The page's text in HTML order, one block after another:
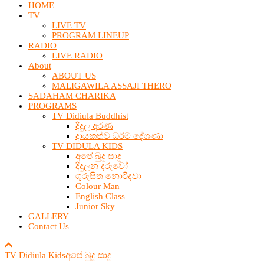
HOME
TV
LIVE TV
PROGRAM LINEUP
RADIO
LIVE RADIO
About
ABOUT US
MALIGAWILA ASSAJI THERO
SADAHAM CHARIKA
PROGRAMS
TV Didiula Buddhist
දිදුල අරණ
දායකත්ව ධර්ම දේශණා
TV DIDULA KIDS
අපේ බුදු සාදු
දිදුලන දරුවෝ
ගුරුසිත නොරිදවා
Colour Man
English Class
Junior Sky
GALLERY
Contact Us
TV Didiula Kidsඅපේ බුදු සාදු